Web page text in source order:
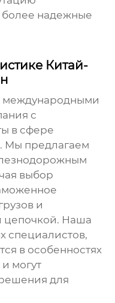
более надежные
Китай-
с
в сфере
. Мы предлагаем
выбор
и
цепочкой. Наша
специалистов,
в особенностях
могут
для